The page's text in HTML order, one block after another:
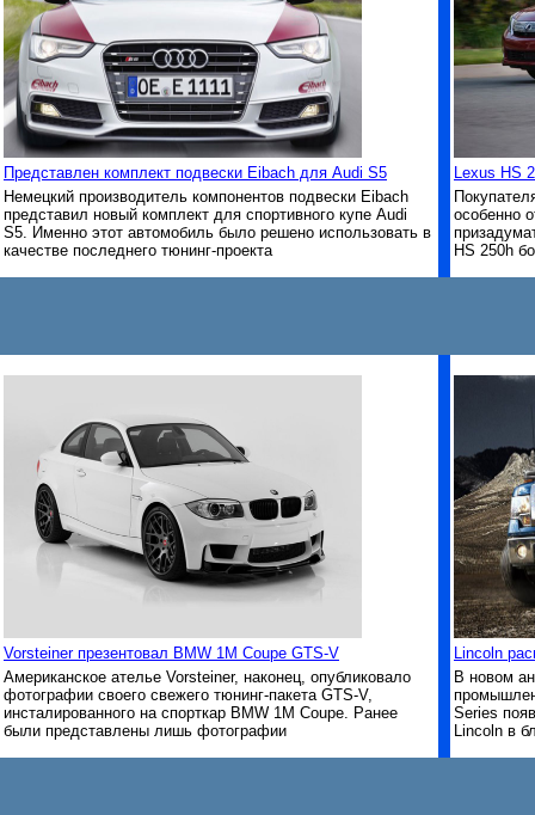
Представлен комплект подвески Eibach для Audi S5
Немецкий производитель компонентов подвески Eibach
представил новый комплект для спортивного купе Audi
S5. Именно этот автомобиль было решено использовать в
качестве последнего тюнинг-проекта
Lexus HS
особенно
HS 250h
Vorsteiner презентовал BMW 1M Coupe GTS-V
Американское ателье Vorsteiner, наконец, опубликовало
фотографии своего свежего тюнинг-пакета GTS-V,
инсталированного на спорткар BMW 1M Coupe. Ранее
были представлены лишь фотографии
Lincoln
В новом
Series
Lincoln в